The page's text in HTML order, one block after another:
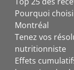
Pourquoi
Montréal
Tenez vos
nutritionniste
Effets